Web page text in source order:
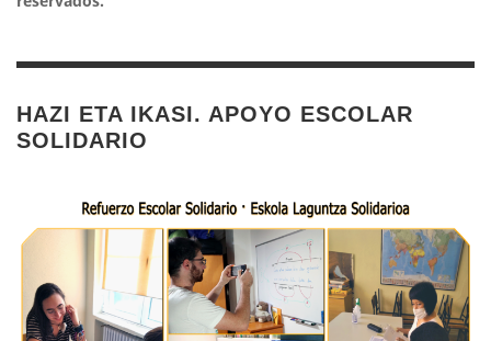
HAZI ETA IKASI. APOYO ESCOLAR
SOLIDARIO